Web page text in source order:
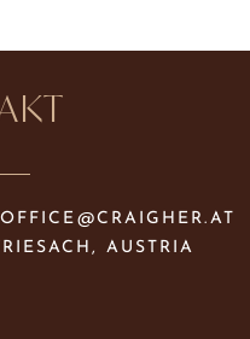
OFFICE@CRAIGHER.AT
AUSTRIA